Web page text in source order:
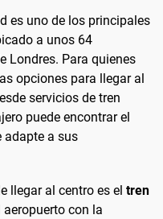
es uno de los principales
a unos 64
Londres. Para quienes
opciones para llegar al
servicios de tren
puede encontrar el
adapte a sus
llegar al centro es el tren
aeropuerto con la